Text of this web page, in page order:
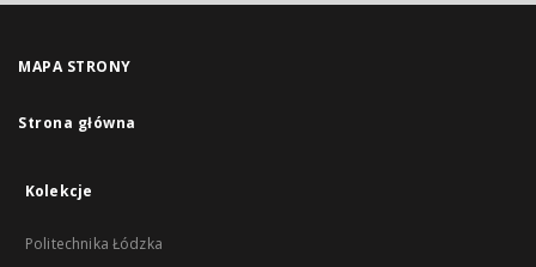
MAPA STRONY
Strona główna
Kolekcje
Politechnika Łódzka